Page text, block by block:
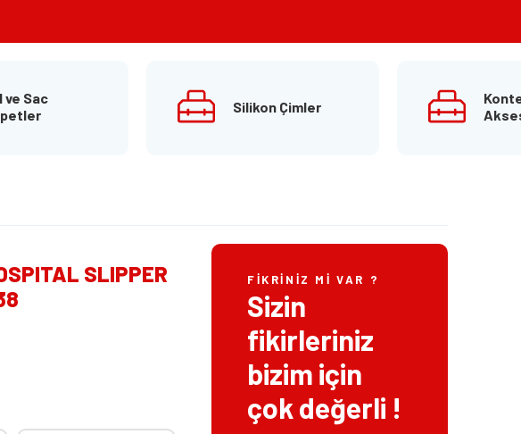
ve Sac
Silikon Çimler
SLIPPER
FIKRINIZ MI VAR ?
Sizin
fikirleriniz
bizim için
çok değerli !